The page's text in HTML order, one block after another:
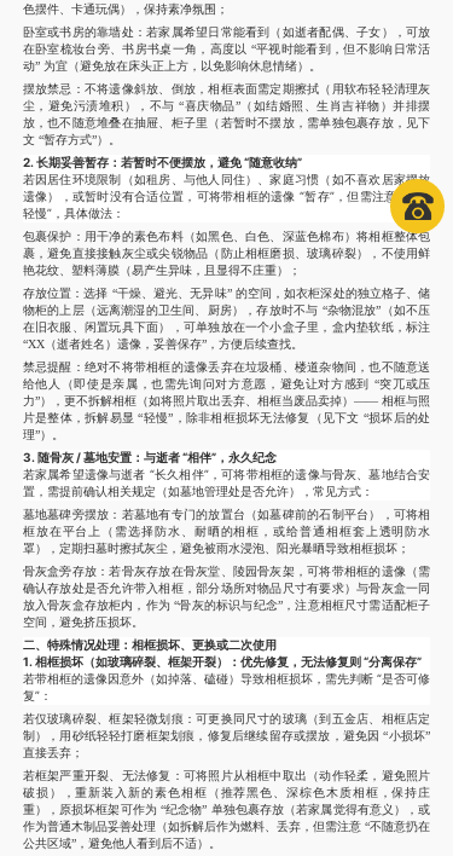
色摆件、卡通玩偶），保持素净氛围；
卧室或书房的靠墙处：若家属希望日常能看到（如逝者配偶、子女），可放
在卧室梳妆台旁、书房书桌一角，高度以 “平视时能看到，但不影响日常活
动” 为宜（避免放在床头正上方，以免影响休息情绪）。
摆放禁忌 ：不将遗像斜放、倒放，相框表面需定期擦拭（用软布轻轻清理灰
尘，避免污渍堆积），不与 “喜庆物品”（如结婚照、生肖吉祥物）并排摆
放，也不随意堆叠在抽屉、柜子里（若暂时不摆放，需单独包裹存放，见下
文 “暂存方式”）。
2. 长期妥善暂存：若暂时不便摆放，避免 “随意收纳”
若因居住环境限制（如租房、与他人同住）、家庭习惯（如不喜欢居家摆放
遗像），或暂时没有合适位置，可将带相框的遗像 “暂存”，但需注意 “避免
轻慢”，具体做法：
包裹保护 ：用干净的素色布料（如黑色、白色、深蓝色棉布）将相框整体包
裹，避免直接接触灰尘或尖锐物品（防止相框磨损、玻璃碎裂），不使用鲜
艳花纹、塑料薄膜（易产生异味，且显得不庄重）；
存放位置 ：选择 “干燥、避光、无异味” 的空间，如衣柜深处的独立格子、储
物柜的上层（远离潮湿的卫生间、厨房），存放时不与 “杂物混放”（如不压
在旧衣服、闲置玩具下面），可单独放在一个小盒子里，盒内垫软纸，标注
“XX（逝者姓名）遗像，妥善保存”，方便后续查找。
禁忌提醒 ：绝对不将带相框的遗像丢弃在垃圾桶、楼道杂物间，也不随意送
给他人（即使是亲属，也需先询问对方意愿，避免让对方感到 “突兀或压
力”），更不拆解相框（如将照片取出丢弃、相框当废品卖掉）—— 相框与照
片是整体，拆解易显 “轻慢”，除非相框损坏无法修复（见下文 “损坏后的处
理”）。
3. 随骨灰 / 墓地安置：与逝者 “相伴”，永久纪念
若家属希望遗像与逝者 “长久相伴”，可将带相框的遗像与骨灰、墓地结合安
置，需提前确认相关规定（如墓地管理处是否允许），常见方式：
墓地墓碑旁摆放 ：若墓地有专门的放置台（如墓碑前的石制平台），可将相
框放在平台上（需选择防水、耐晒的相框，或给普通相框套上透明防水
罩），定期扫墓时擦拭灰尘，避免被雨水浸泡、阳光暴晒导致相框损坏；
骨灰盒旁存放 ：若骨灰存放在骨灰堂、陵园骨灰架，可将带相框的遗像（需
确认存放处是否允许带入相框，部分场所对物品尺寸有要求）与骨灰盒一同
放入骨灰盒存放柜内，作为 “骨灰的标识与纪念”，注意相框尺寸需适配柜子
空间，避免挤压损坏。
二、特殊情况处理：相框损坏、更换或二次使用
1. 相框损坏（如玻璃碎裂、框架开裂）：优先修复，无法修复则 “分离保存”
若带相框的遗像因意外（如掉落、磕碰）导致相框损坏，需先判断 “是否可修
复”：
若仅玻璃碎裂、框架轻微划痕：可更换同尺寸的玻璃（到五金店、相框店定
制），用砂纸轻轻打磨框架划痕，修复后继续留存或摆放，避免因 “小损坏”
直接丢弃；
若框架严重开裂、无法修复：可将照片从相框中取出（动作轻柔，避免照片
破损），重新装入新的素色相框（推荐黑色、深棕色木质相框，保持庄
重），原损坏框架可作为 “纪念物” 单独包裹存放（若家属觉得有意义），或
作为普通木制品妥善处理（如拆解后作为燃料、丢弃，但需注意 “不随意扔在
公共区域”，避免他人看到后不适）。